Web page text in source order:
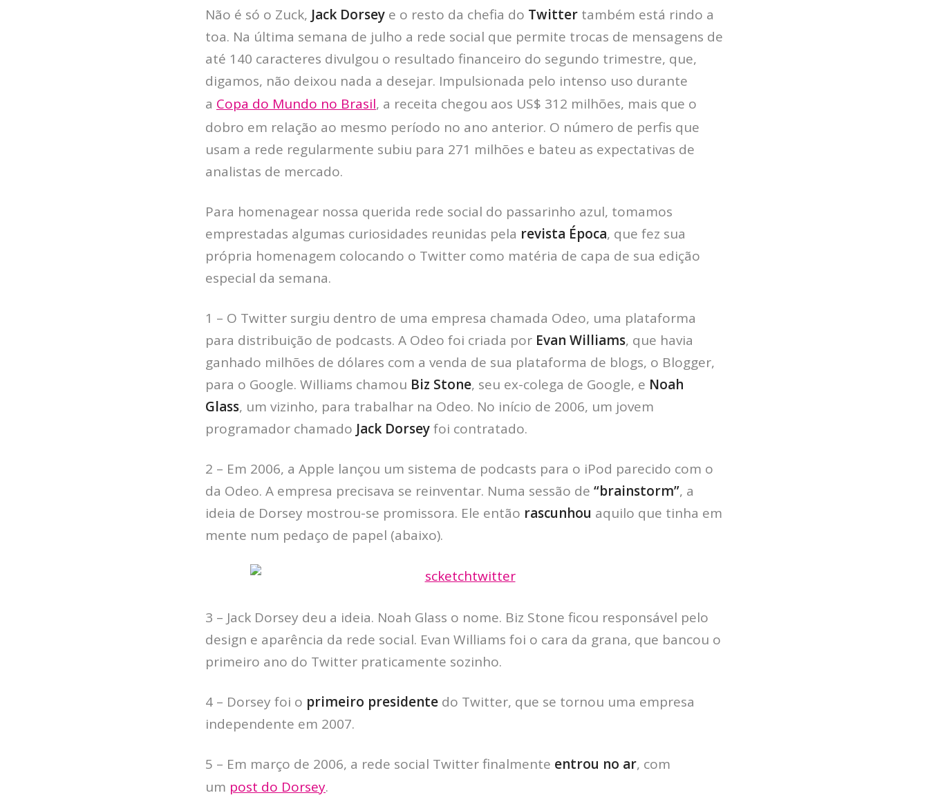
Não é só o Zuck, Jack Dorsey e o resto da chefia do Twitter também está rindo a
toa. Na última semana de julho a rede social que permite trocas de mensagens de
até 140 caracteres divulgou o resultado financeiro do segundo trimestre, que,
digamos, não deixou nada a desejar. Impulsionada pelo intenso uso durante
a Copa do Mundo no Brasil, a receita chegou aos US$ 312 milhões, mais que o
dobro em relação ao mesmo período no ano anterior. O número de perfis que
usam a rede regularmente subiu para 271 milhões e bateu as expectativas de
analistas de mercado.
Para homenagear nossa querida rede social do passarinho azul, tomamos
emprestadas algumas curiosidades reunidas pela revista Época, que fez sua
própria homenagem colocando o Twitter como matéria de capa de sua edição
especial da semana.
1 – O Twitter surgiu dentro de uma empresa chamada Odeo, uma plataforma
para distribuição de podcasts. A Odeo foi criada por Evan Williams, que havia
ganhado milhões de dólares com a venda de sua plataforma de blogs, o Blogger,
para o Google. Williams chamou Biz Stone, seu ex-colega de Google, e Noah
Glass, um vizinho, para trabalhar na Odeo. No início de 2006, um jovem
programador chamado Jack Dorseyfoi contratado.
2 – Em 2006, a Apple lançou um sistema de podcasts para o iPod parecido com o
da Odeo. A empresa precisava se reinventar. Numa sessão de “brainstorm”, a
ideia de Dorsey mostrou-se promissora. Ele então rascunhou aquilo que tinha em
mente num pedaço de papel (abaixo).
3 – Jack Dorsey deu a ideia. Noah Glass o nome. Biz Stone ficou responsável pelo
design e aparência da rede social. Evan Williams foi o cara da grana, que bancou o
primeiro ano do Twitter praticamente sozinho.
4 – Dorsey foi o primeiro presidente do Twitter, que se tornou uma empresa
independente em 2007.
5 – Em março de 2006, a rede social Twitter finalmente entrou no ar, com
um post do Dorsey.